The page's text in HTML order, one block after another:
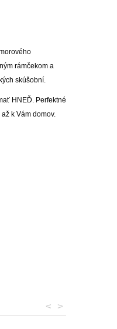
rámčekom a
skúšobní.
HNEĎ. Perfektné
k Vám domov.
>
<